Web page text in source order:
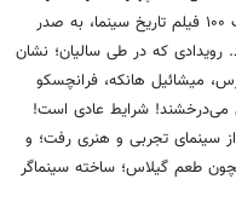
کارگردانی فیلمی (پدرخوانده) که بارها در لیست ۱۰۰ فیلم تاریخ سینما، به صدر
رویدادی که در طی سالیان؛ نشان
میشائیل هانکه، فرانچسکو
می‌درخشند! شرایط عادی است!
سینمای تجربی و هنری رفت؛ و
طعم گیلاس؛ ساخته سینماگر